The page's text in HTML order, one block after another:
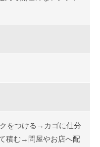
をつける→カゴに仕分
積む→問屋やお店へ配